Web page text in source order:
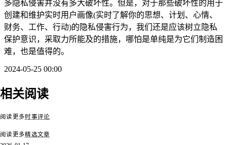
多隐私侵害并没有多大破坏性。但是，对于那些破坏性的用于
创建和维护实时用户画像(实时了解你的思想、计划、心情、
财务、工作、行动)的隐私侵害行为，我们还是应该树立隐私
保护意识，采取力所能及的措施，哪怕是单纯是为它们制造困
难，也是值得的。
2024-05-25 00:00
相关阅读
阅读更多时事评论
下一代人有可能是人
叉：论 AI 对教育和
人性的威胁 （可收听
播客）
阅读更多精选文章